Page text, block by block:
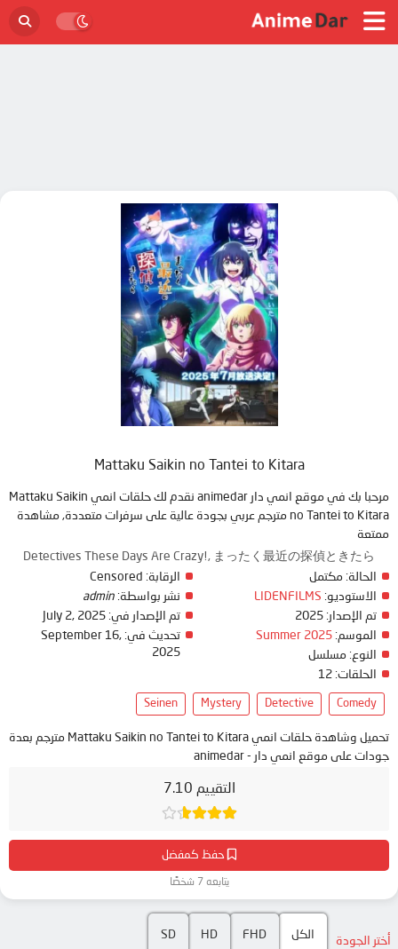
التقييم 7.10
حفظ كمفضل
يتابعه 7 شخصًا
Mattaku Saikin no Tantei to Kitara
مرحبا بك في موقع انمي دار animedar نقدم لك حلقات انمي Mattaku Saikin
no Tantei to Kitara مترجم عربي بجودة عالية على سرفرات متعددة, مشاهدة
ممتعة
Detectives These Days Are Crazy!, まったく最近の探偵ときたら
الحالة: مكتمل
الاستوديو: LIDENFILMS
تم الإصدار:
الموسم: Summer 2025
النوع: مسلسل
الحلقات:
الرقابة:
نشر بواسطة: admin
تم الإصدار في: July 2, 2025
تحديث في: September 16,
2025
Comedy
Detective
Mystery
Seinen
تحميل وشاهدة حلقات انمي Mattaku Saikin no Tantei to Kitara مترجم بعدة
جودات على موقع انمي دار - animedar
أختر الجودة الكل FHD
HD
SD